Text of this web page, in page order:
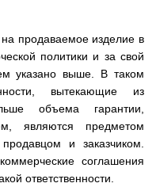
продаваемое изделие в
политики и за свой
указано выше. В таком
вытекающие из
объема гарантии,
являются предметом
и заказчиком.
соглашения
ответственности.